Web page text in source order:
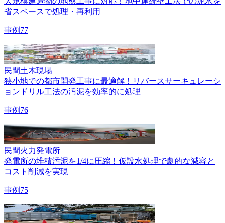
省スペースで処理・再利用
事例77
民間土木現場
狭小地での都市開発工事に最適解！リバースサーキュレーシ
ョンドリル工法の汚泥を効率的に処理
事例76
民間火力発電所
発電所の堆積汚泥を1/4に圧縮！仮設水処理で劇的な減容と
コスト削減を実現
事例75